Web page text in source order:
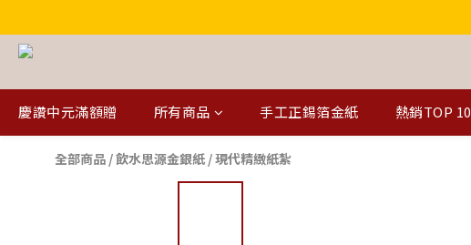
慶讚中元滿額贈 所有商品 手工正錫箔金紙 熱銷TOP 10
全部商品 /飲水思源金銀紙 /現代精緻紙紮